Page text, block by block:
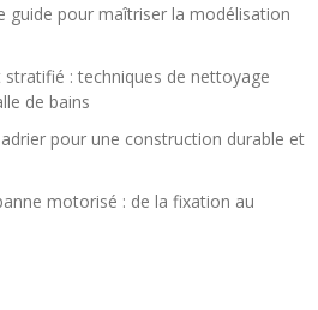
guide pour maîtriser la modélisation
: techniques de nettoyage
de bains
pour une construction durable et
motorisé : de la fixation au